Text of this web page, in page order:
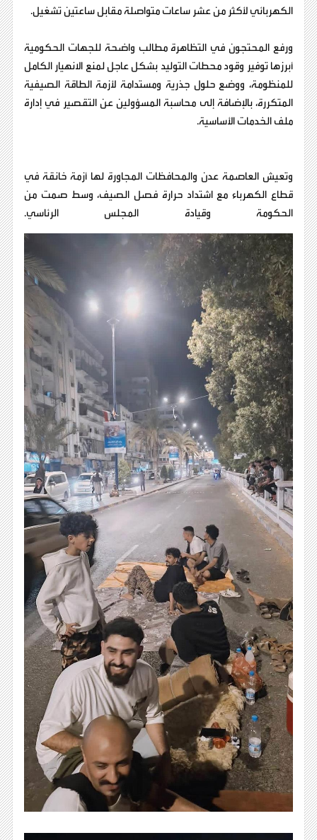
الكهربائي لأكثر من عشر ساعات متواصلة مقابل ساعتين تشغيل.
ورفع المحتجون في التظاهرة مطالب واضحة للجهات الحكومية
أبرزها توفير وقود محطات التوليد بشكل عاجل لمنع الانهيار الكامل
للمنظومة، ووضع حلول جذرية ومستدامة لأزمة الطاقة الصيفية
المتكررة، بالإضافة إلى محاسبة المسؤولين عن التقصير في إدارة
ملف الخدمات الأساسية.
وتعيش العاصمة عدن والمحافظات المجاورة لها أزمة خانقة في
قطاع الكهرباء مع اشتداد حرارة فصل الصيف، وسط صمت من
الحكومة وقيادة المجلس الرئاسي.